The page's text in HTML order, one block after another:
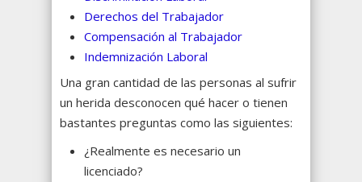
Derechos del Trabajador
Compensación al Trabajador
Indemnización Laboral
Una gran cantidad de las personas al sufrir
un herida desconocen qué hacer o tienen
bastantes preguntas como las siguientes:
¿Realmente es necesario un
licenciado?